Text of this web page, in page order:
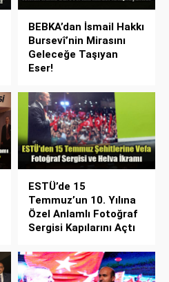
BEBKA’dan İsmail Hakkı
Bursevî’nin Mirasını
Geleceğe Taşıyan
Eser!
ESTÜ’de 15
Temmuz’un 10. Yılına
Özel Anlamlı Fotoğraf
Sergisi Kapılarını Açtı